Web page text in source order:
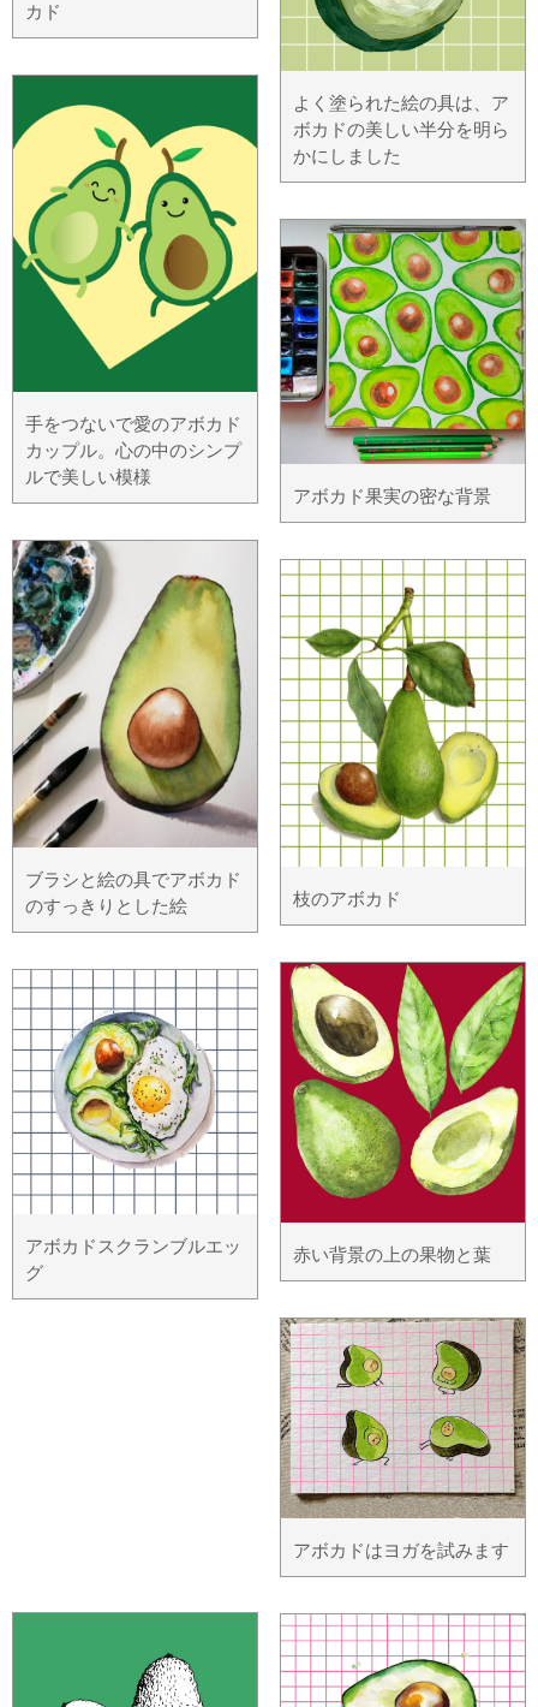
カド
手をつないで愛のアボカド
カップル。心の中のシンプ
ルで美しい模様
ブラシと絵の具でアボカド
のすっきりとした絵
アボカドスクランブルエッ
グ
よく塗られた絵の具は、ア
ボカドの美しい半分を明ら
かにしました
アボカド果実の密な背景
枝のアボカド
赤い背景の上の果物と葉
アボカドはヨガを試みます